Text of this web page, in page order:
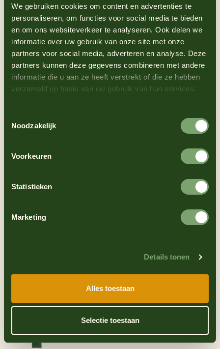
We gebruiken cookies om content en advertenties te
personaliseren, om functies voor social media te bieden
en om ons websiteverkeer te analyseren. Ook delen we
informatie over uw gebruik van onze site met onze
partners voor social media, adverteren en analyse. Deze
partners kunnen deze gegevens combineren met andere
informatie die u aan ze heeft verstrekt of die ze hebben
verzameld op basis van uw gebruik van hun services.
Noodzakelijk
Voorkeuren
Statistieken
Marketing
Details tonen
Alles toestaan
Selectie toestaan
Sweet Chili
Chipotle
Zoet en pittig
Truffelmayonaise
Vol en hartig
Truffelmayonaise Vegan mayo
Romig en glutenvrij
Vegan mayo Vegan mayo